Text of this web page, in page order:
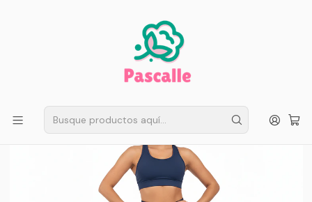
Compras sobre $50.000
Escolar
Calzas Escolares
Calza Algodon Pretina Baja